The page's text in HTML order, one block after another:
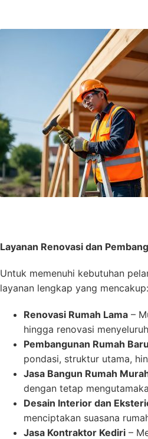
Layanan Renovasi dan
Untuk memenuhi kebutuhan
layanan lengkap yang mencakup:
Renovasi Rumah Lama –
hingga renovasi
Pembangunan Rumah Baru
pondasi, struktur utama,
Jasa Bangun Rumah
dengan tetap
Desain Interior dan
menciptakan suasana
Jasa Kontraktor Kediri –